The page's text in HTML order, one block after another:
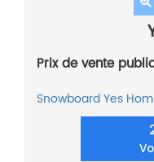
Prix de vente
SnowboardYes